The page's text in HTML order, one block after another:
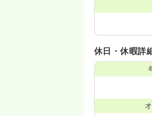
休日・休暇詳